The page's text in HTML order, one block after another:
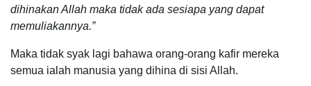
dihinakan Allah maka tidak ada sesiapa yang dapat
memuliakannya.”
Maka tidak syak lagi bahawa orang-orang kafir mereka
semua ialah manusia yang dihina di sisi Allah.